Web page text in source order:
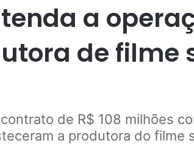
a
de filme
de R$ 108 milhões
a produtora do filme